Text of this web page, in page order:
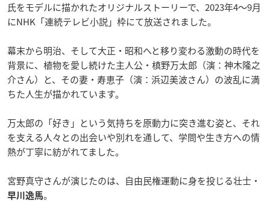
氏をモデルに描かれたオリジナルストーリーで、2023年4～9月
にNHK「連続テレビ小説」枠にて放送されました。
幕末から明治、そして大正・昭和へと移り変わる激動の時代を
背景に、植物を愛し続けた主人公・槙野万太郎（演：神木隆之
介さん）と、その妻・寿恵子（演：浜辺美波さん）の波乱に満
ちた人生が描かれています。
万太郎の「好き」という気持ちを原動力に突き進む姿と、それ
を支える人々との出会いや別れを通して、学問や生き方への情
熱が丁寧に紡がれてました。
宮野真守さんが演じたのは、自由民権運動に身を投じる壮士・
早川逸馬。